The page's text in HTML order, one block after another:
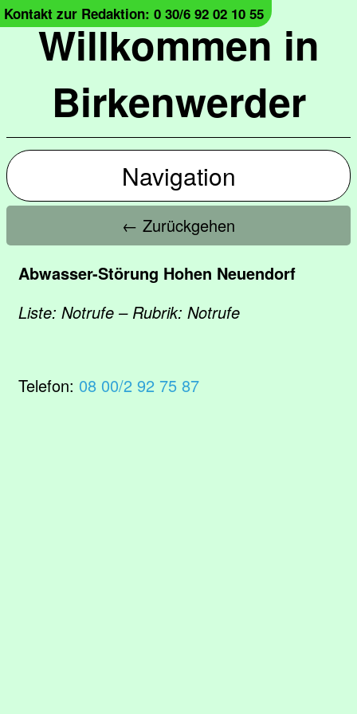
Willkommen in
Birkenwerder
Kontakt zur Redaktion: 0 30/6 92 02 10 55
Navigation
← Zurückgehen
Abwasser-Störung Hohen Neuendorf
Liste: Notrufe – Rubrik: Notrufe
Telefon: 08 00/2 92 75 87